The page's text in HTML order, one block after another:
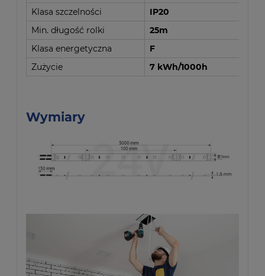
Klasa szczelności
IP20
Min. długość rolki
25m
Klasa energetyczna
F
Zużycie
7 kWh/1000h
Wymiary